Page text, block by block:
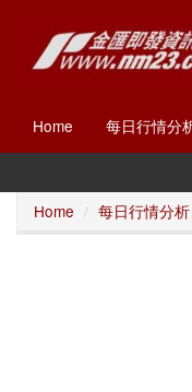
Home 每日行情分
Home 每日行情分析